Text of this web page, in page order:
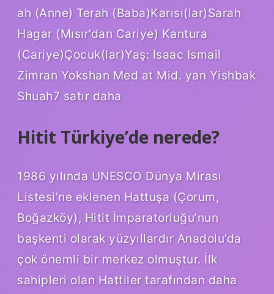
ah (Anne) Terah (Baba)Karısı(lar)Sarah
Hagar (Mısır’dan Cariye) Kantura
(Cariye)Çocuk(lar)Yaş: Isaac Ismail
Zimran Yokshan Med at Mid. yan Yishbak
Shuah7 satır daha
Hitit Türkiye’de nerede?
1986 yılında UNESCO Dünya Mirası
Listesi’ne eklenen Hattuşa (Çorum,
Boğazköy), Hitit İmparatorluğu’nun
başkenti olarak yüzyıllardır Anadolu’da
çok önemli bir merkez olmuştur. İlk
sahipleri olan Hattiler tarafından daha